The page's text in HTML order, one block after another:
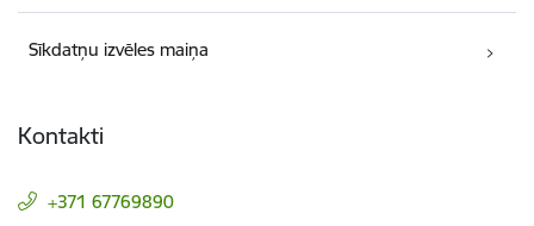
Sīkdatņu izvēles maiņa
Kontakti
+371 67769890